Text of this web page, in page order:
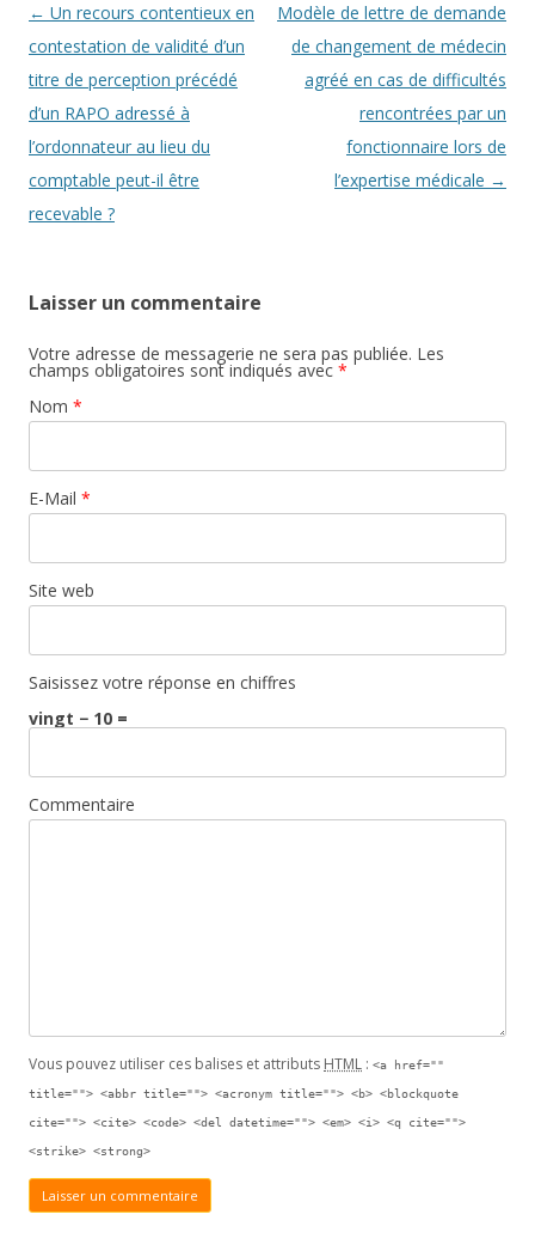
Navigation des articles
← Un recours contentieux en
contestation de validité d’un
titre de perception précédé
d’un RAPO adressé à
l’ordonnateur au lieu du
comptable peut-il être
recevable ?
Modèle de lettre de demande
de changement de médecin
agréé en cas de difficultés
rencontrées par un
fonctionnaire lors de
l’expertise médicale →
Laisser un commentaire
Votre adresse de messagerie ne sera pas publiée. Les
champs obligatoires sont indiqués avec *
Nom *
E-Mail *
Site web
Saisissez votre réponse en chiffres
vingt − 10 =
Commentaire
Vous pouvez utiliser ces balises et attributs HTML : <a href=""
title=""> <abbr title=""> <acronym title=""> <b> <blockquote
cite=""> <cite> <code> <del datetime=""> <em> <i> <q cite="">
<strike> <strong>